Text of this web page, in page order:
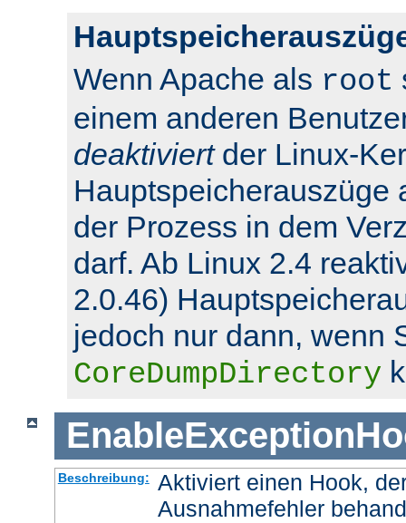
Wenn Apache als root
einem anderen
deaktiviertder Linux-
Hauptspeicherauszüge
der Prozess in dem
darf. Ab Linux 2.4
2.0.46)
jedoch nur dann, wenn
CoreDumpDirectory
Beschreibung:
Aktiviert einen Hook,
Ausnahmefehler